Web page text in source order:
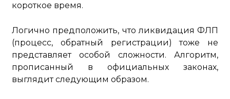
короткое время.
Логично предположить, что ликвидация ФЛП
(процесс, обратный регистрации) тоже не
представляет особой сложности. Алгоритм,
прописанный в официальных законах,
выглядит следующим образом.